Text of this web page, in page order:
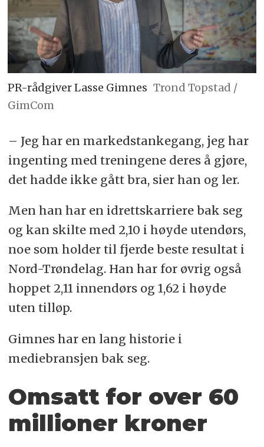
PR-rådgiver Lasse Gimnes Trond Topstad /
GimCom
– Jeg har en markedstankegang, jeg har
ingenting med treningene deres å gjøre,
det hadde ikke gått bra, sier han og ler.
Men han har en idrettskarriere bak seg
og kan skilte med 2,10 i høyde utendørs,
noe som holder til fjerde beste resultat i
Nord-Trøndelag. Han har for øvrig også
hoppet 2,11 innendørs og 1,62 i høyde
uten tilløp.
Gimnes har en lang historie i
mediebransjen bak seg.
Omsatt for over 60
millioner kroner